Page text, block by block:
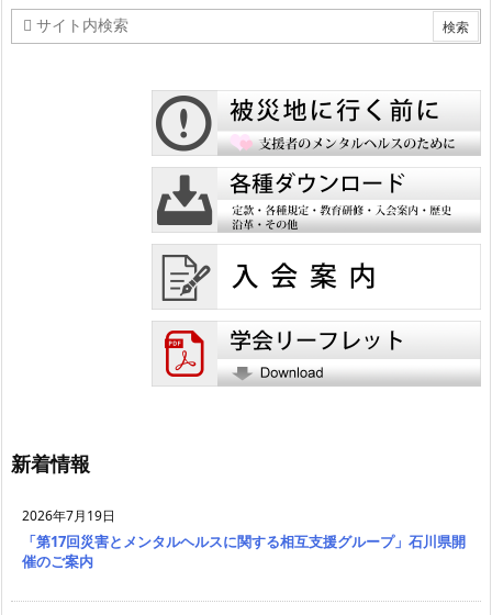
新着情報
2026年7月19日
「第17回災害とメンタルヘルスに関する相互支援グループ」石川県開
催のご案内